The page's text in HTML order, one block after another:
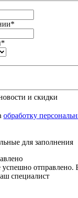
*
*
и скидки
обработку
для заполнения
отправлено.
специалист